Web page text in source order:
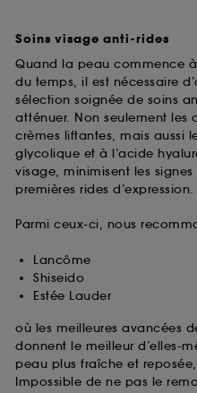
Soins visage anti-rides
Quand la peau commence
du temps, il est nécessaire
sélection soignée de soins
atténuer. Non seulement les
crèmes liftantes, mais aussi
glycolique et à l’acide
visage, minimisent les
premières rides d’expression.
Parmi ceux-ci, nous
Lancôme
Shiseido
Estée Lauder
où les meilleures avancées
donnent le meilleur d’elles-
peau plus fraîche et
Impossible de ne pas le